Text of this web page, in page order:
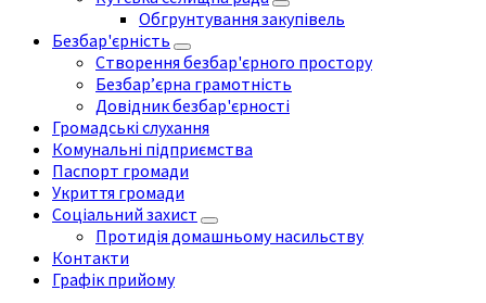
Обгрунтування закупівель
Безбар'єрність
Створення безбар'єрного простору
Безбар’єрна грамотність
Довідник безбар'єрності
Громадські слухання
Комунальні підприємства
Паспорт громади
Укриття громади
Соціальний захист
Протидія домашньому насильству
Контакти
Графік прийому